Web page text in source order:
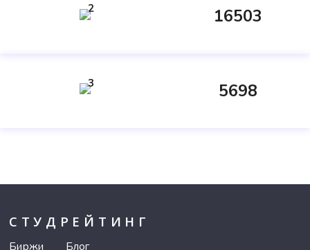
2 16503
3 5698
СТУДРЕЙТИНГ
Биржи Блог